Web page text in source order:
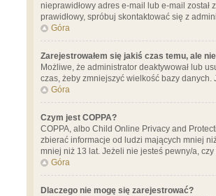
nieprawidłowy adres e-mail lub e-mail
prawidłowy, spróbuj skontaktować się z
Góra
Zarejestrowałem się jakiś czas temu, ale
Możliwe, że administrator deaktywował lub
czas, żeby zmniejszyć wielkość bazy
Góra
Czym jest COPPA?
COPPA, albo Child Online Privacy and
zbierać informacje od ludzi mających mniej
mniej niż 13 lat. Jeżeli nie jesteś pewny/a,
Góra
Dlaczego nie mogę się zarejestrować?